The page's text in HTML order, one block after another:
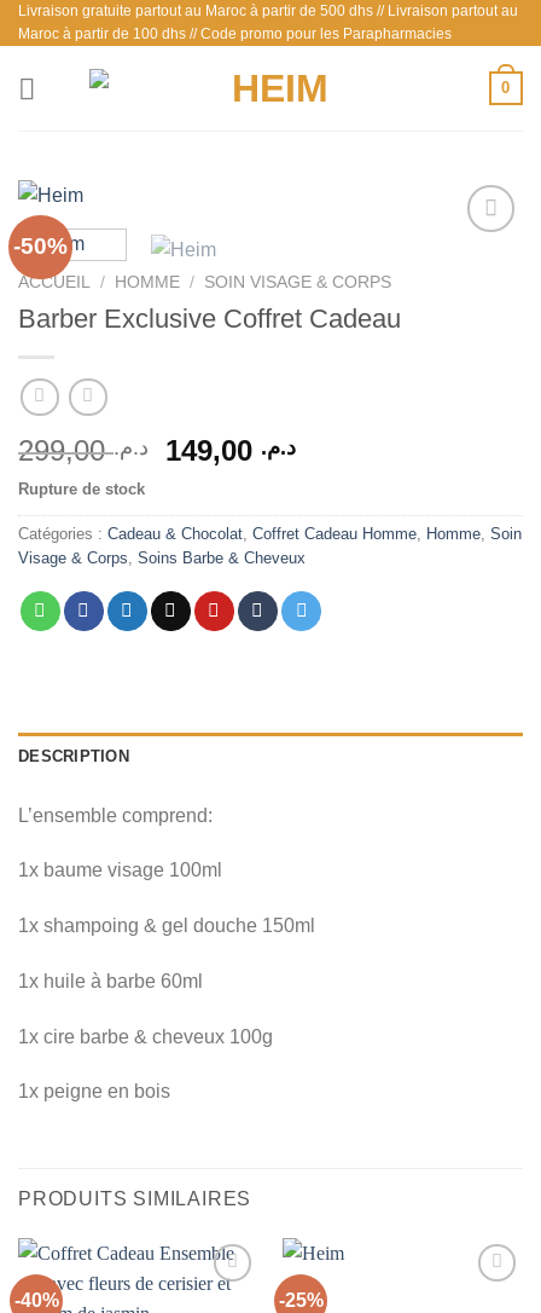
Passer
au
contenu
Livraison gratuite partout au Maroc à partir de 500 dhs // Livraison partout au
Maroc à partir de 100 dhs // Code promo pour les Parapharmacies
0
-50%
ACCUEIL / HOMME / SOIN VISAGE & CORPS
Barber Exclusive Coffret Cadeau
د.م.299,00
Le
initial
était :
د.م.Le
actuel
est :
Rupture de stock
Catégories : Cadeau & Chocolat Coffret Cadeau Homme Homme Soin
Visage & Corps Soins Barbe & Cheveux
DESCRIPTION
L’ensemble comprend:
1x baume visage 100ml
1x shampoing & gel douche 150ml
1x huile à barbe 60ml
1x cire barbe & cheveux 100g
1x peigne en bois
PRODUITS SIMILAIRES
-40% -25%